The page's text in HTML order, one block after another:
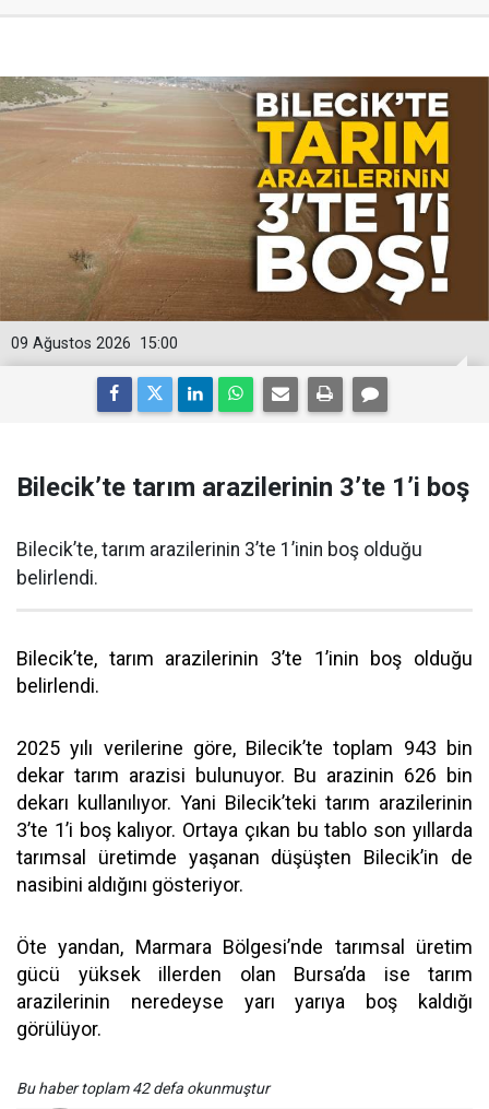
15:00
09 Ağustos 2026
Bilecik’te tarım arazilerinin 3’te 1’i boş
Bilecik’te, tarım arazilerinin 3’te 1’inin boş olduğu
belirlendi.
Bilecik’te, tarım arazilerinin 3’te 1’inin boş olduğu
belirlendi.
2025 yılı verilerine göre, Bilecik’te toplam 943 bin
dekar tarım arazisi bulunuyor. Bu arazinin 626 bin
dekarı kullanılıyor. Yani Bilecik’teki tarım arazilerinin
3’te 1’i boş kalıyor. Ortaya çıkan bu tablo son yıllarda
tarımsal üretimde yaşanan düşüşten Bilecik’in de
nasibini aldığını gösteriyor.
Öte yandan, Marmara Bölgesi’nde tarımsal üretim
gücü yüksek illerden olan Bursa’da ise tarım
arazilerinin neredeyse yarı yarıya boş kaldığı
görülüyor.
Bu haber toplam 42 defa okunmuştur